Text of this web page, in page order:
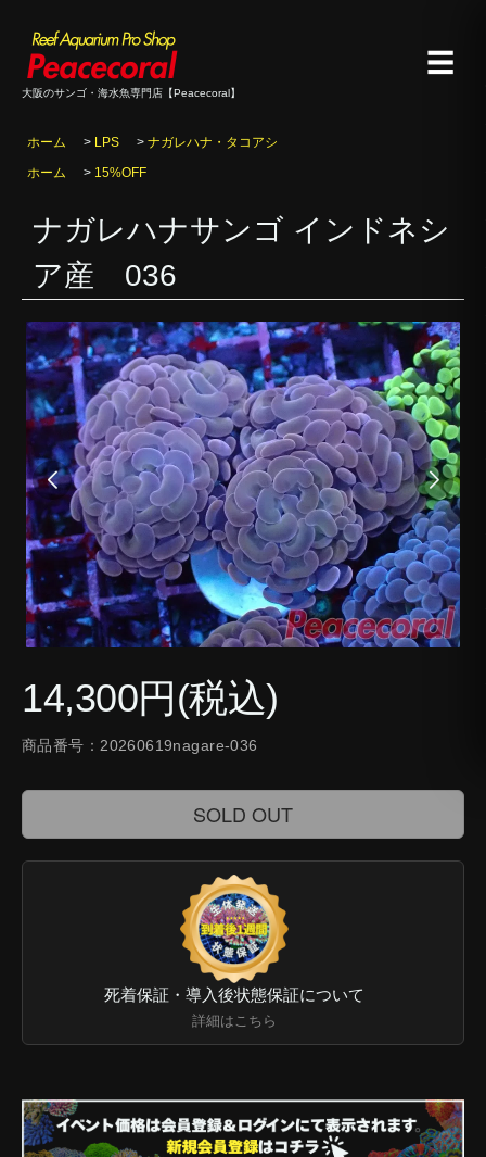
大阪のサンゴ・海水魚専門店【Peacecoral】
☰
ホーム > LPS > ナガレハナ・タコアシ
ホーム
> 15%OFF
ナガレハナサンゴ インドネシ
ア産 036
14,300円(税込)
商品番号：20260619nagare-036
SOLD OUT
死着保証・導入後状態保証について
詳細はこちら